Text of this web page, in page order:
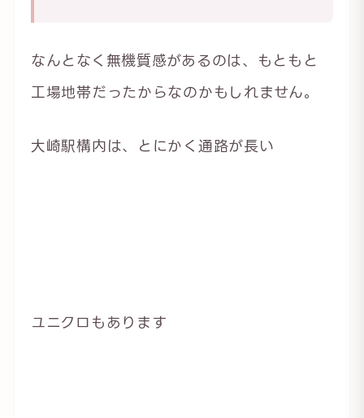
なんとなく無機質感があるのは、もともと
工場地帯だったからなのかもしれません。
大崎駅構内は、とにかく通路が長い
ユニクロもあります